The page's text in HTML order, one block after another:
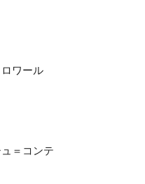
ワール
＝コンテ